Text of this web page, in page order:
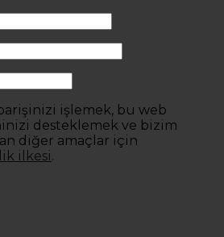
işlemek, bu web
desteklemek ve bizim
diğer amaçlar için
ilkesi.